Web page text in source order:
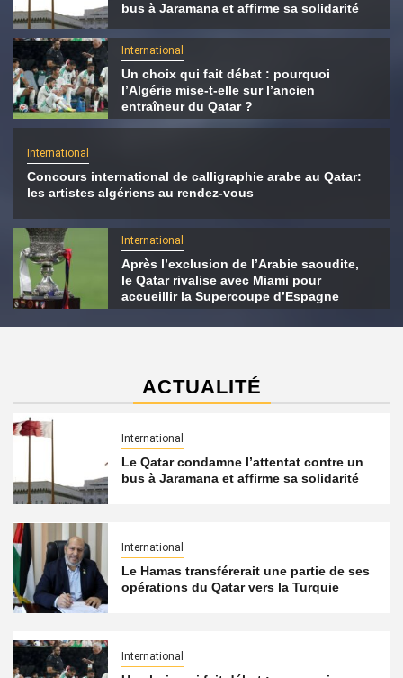
bus à Jaramana et affirme sa solidarité
International
Un choix qui fait débat : pourquoi
l’Algérie mise-t-elle sur l’ancien
entraîneur du Qatar ?
International
Concours international de calligraphie arabe au Qatar:
les artistes algériens au rendez-vous
International
Après l’exclusion de l’Arabie saoudite,
le Qatar rivalise avec Miami pour
accueillir la Supercoupe d’Espagne
ACTUALITÉ
International
Le Qatar condamne l’attentat contre un
bus à Jaramana et affirme sa solidarité
International
Le Hamas transférerait une partie de ses
opérations du Qatar vers la Turquie
International